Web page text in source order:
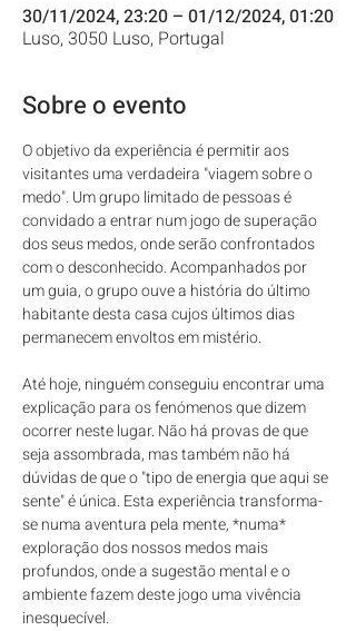
30/11/2024, 23:20 – 01/12/2024, 01:20
Luso, 3050 Luso, Portugal
Sobre o evento
O objetivo da experiência é permitir aos
visitantes uma verdadeira "viagem sobre o
medo". Um grupo limitado de pessoas é
convidado a entrar num jogo de superação
dos seus medos, onde serão confrontados
com o desconhecido. Acompanhados por
um guia, o grupo ouve a história do último
habitante desta casa cujos últimos dias
permanecem envoltos em mistério.
Até hoje, ninguém conseguiu encontrar uma
explicação para os fenómenos que dizem
ocorrer neste lugar. Não há provas de que
seja assombrada, mas também não há
dúvidas de que o "tipo de energia que aqui se
sente" é única. Esta experiência transforma-
se numa aventura pela mente, *numa*
exploração dos nossos medos mais
profundos, onde a sugestão mental e o
ambiente fazem deste jogo uma vivência
inesquecível.